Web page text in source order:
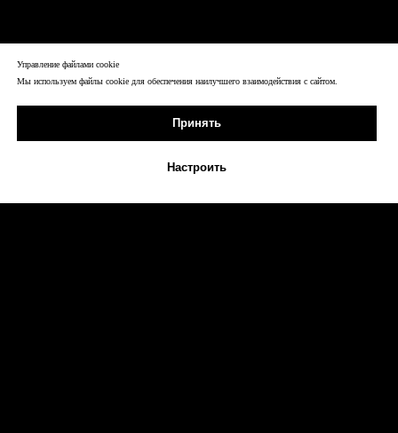
Управление файлами cookie
Мы используем файлы cookie для обеспечения наилучшего взаимодействия с сайтом.
Принять
Настроить